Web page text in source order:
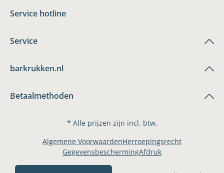
Service hotline
Service
barkrukken.nl
Betaalmethoden
* Alle prijzen zijn incl. btw.
Algemene VoorwaardenHerroepingsrecht
GegevensbeschermingAfdruk